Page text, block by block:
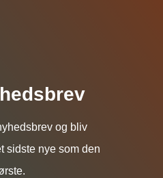
og bliv
sidste nye som den